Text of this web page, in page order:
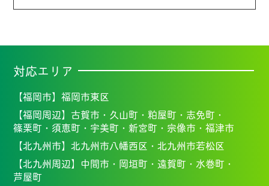
対応エリア
【福岡市】福岡市東区
【福岡周辺】 古賀市・ 久山町・粕屋町・ 志免町・
篠栗町・ 須恵町・ 宇美町・新宮町・ 宗像市・福津市
【北九州市】北九州市八幡西区・北九州市若松区
【北九州周辺】 中間市・ 岡垣町・遠賀町・ 水巻町・
芦屋町